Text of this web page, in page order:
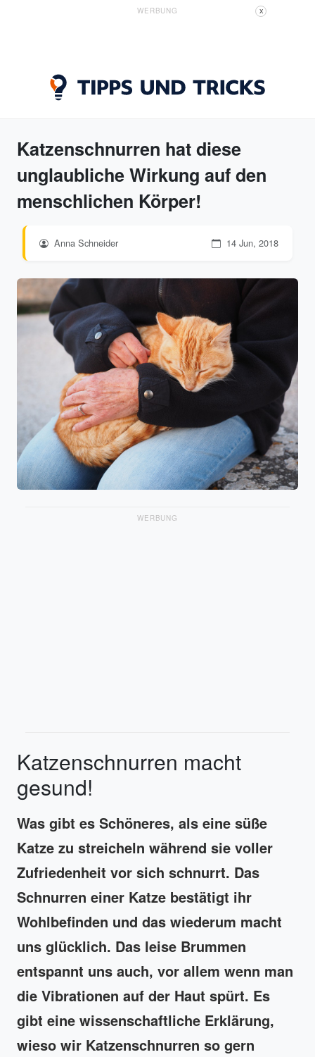
WERBUNG X
Katzenschnurren hat diese
unglaubliche Wirkung auf den
menschlichen Körper!
Anna Schneider 14 Jun, 2018
WERBUNG
Katzenschnurren macht
gesund!
Was gibt es Schöneres, als eine süße
Katze zu streicheln während sie voller
Zufriedenheit vor sich schnurrt. Das
Schnurren einer Katze bestätigt ihr
Wohlbefinden und das wiederum macht
uns glücklich. Das leise Brummen
entspannt uns auch, vor allem wenn man
die Vibrationen auf der Haut spürt. Es
gibt eine wissenschaftliche Erklärung,
wieso wir Katzenschnurren so gern